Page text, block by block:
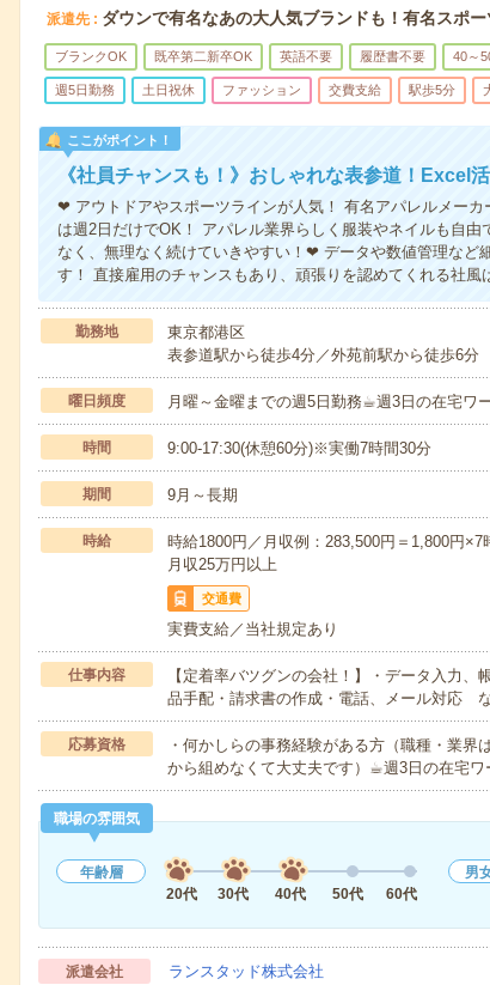
派遣先 ダウンで有名なあの大人気ブランドも！有名スポ
ブランクOK 既卒第二新卒OK 英語不要 履歴書不要 40～
週5日勤務 土日祝休 ファッション 交費支給 駅歩5分
ここがポイント！
《社員チャンスも！》おしゃれな表参道！Excel
❤ アウトドアやスポーツラインが人気！ 有名アパレルメー
は週2日だけでOK！ アパレル業界らしく服装やネイルも自
なく、無理なく続けていきやすい！❤ データや数値管理など
す！ 直接雇用のチャンスもあり、頑張りを認めてくれる社風
勤務地
東京都港区
表参道駅から徒歩4分／外苑前駅から徒歩6分
曜日頻度 月曜～金曜までの週5日勤務☕︎週3日の在宅ワ
時間 9:00-17:30(休憩60分)※実働7時間30分
期間 9月～長期
時給
時給1800円／月収例：283,500円＝1,800円
月収25万円以上
交通費
実費支給／当社規定あり
仕事内容
【定着率バツグンの会社！】・データ入力
品手配・請求書の作成・電話、メール対応
応募資格
・何かしらの事務経験がある方（職種・業
から組めなくて大丈夫です）☕︎週3日の在宅
職場の雰囲気
年齢層
20代
30代 40代 50代 60代
男
派遣会社 ランスタッド株式会社